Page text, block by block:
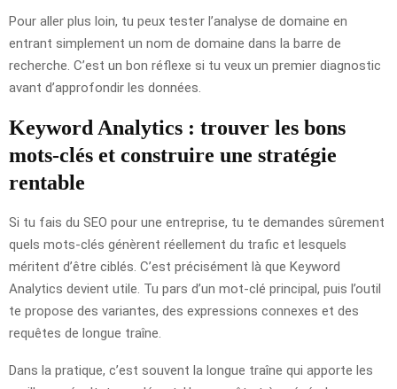
Pour aller plus loin, tu peux tester l’analyse de domaine en
entrant simplement un nom de domaine dans la barre de
recherche. C’est un bon réflexe si tu veux un premier diagnostic
avant d’approfondir les données.
Keyword Analytics : trouver les bons
mots-clés et construire une stratégie
rentable
Si tu fais du SEO pour une entreprise, tu te demandes sûrement
quels mots-clés génèrent réellement du trafic et lesquels
méritent d’être ciblés. C’est précisément là que Keyword
Analytics devient utile. Tu pars d’un mot-clé principal, puis l’outil
te propose des variantes, des expressions connexes et des
requêtes de longue traîne.
Dans la pratique, c’est souvent la longue traîne qui apporte les